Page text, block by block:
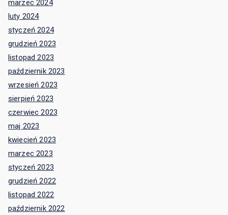
marzec 2024
luty 2024
styczeń 2024
grudzień 2023
listopad 2023
październik 2023
wrzesień 2023
sierpień 2023
czerwiec 2023
maj 2023
kwiecień 2023
marzec 2023
styczeń 2023
grudzień 2022
listopad 2022
październik 2022